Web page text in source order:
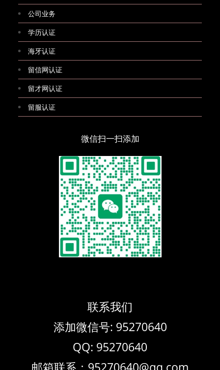
公司业务
学历认证
海牙认证
留信网认证
留才网认证
留服认证
微信扫一扫添加
联系我们
添加微信号: 95270640
QQ: 95270640